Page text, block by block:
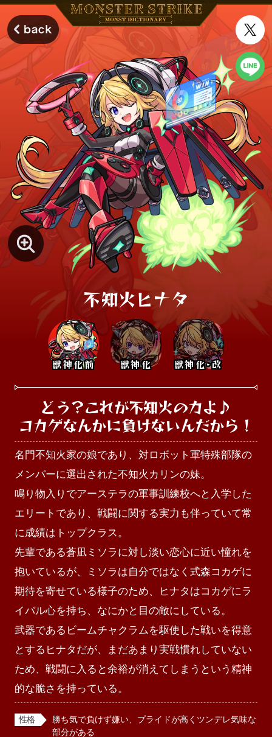
不知火ヒナタ
獣神化前 獣神化 獣神化･改
どう？これが不知火の力よ♪
コカゲなんかに負けないんだから！
名門不知火家の娘であり、対ロボット軍特殊部隊の
メンバーに選出された不知火カリンの妹。
鳴り物入りでアーステラの軍事訓練校へと入学した
エリートであり、戦闘に関する実力も伴っていて常
に成績はトップクラス。
先輩である蒼凪ミソラに対し淡い恋心に近い憧れを
抱いているが、ミソラは自分ではなく式森コカゲに
期待を寄せている様子のため、ヒナタはコカゲにラ
イバル心を持ち、なにかと目の敵にしている。
武器であるビームチャクラムを駆使した戦いを得意
とするヒナタだが、まだあまり実戦慣れしていない
ため、戦闘に入ると余裕が消えてしまうという精神
的な脆さを持っている。
性格
勝ち気で負けず嫌い、プライドが高くツンデレ気味な
部分がある